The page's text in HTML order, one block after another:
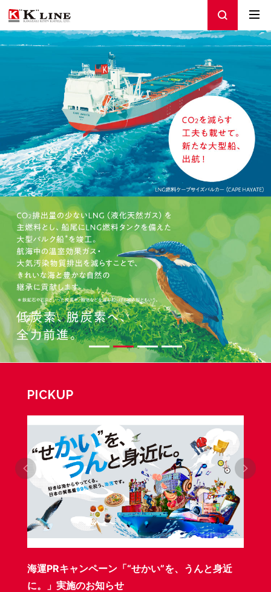
PICKUP
海運PRキャンペーン「“せかい”を、うんと身近
に。」実施のお知らせ